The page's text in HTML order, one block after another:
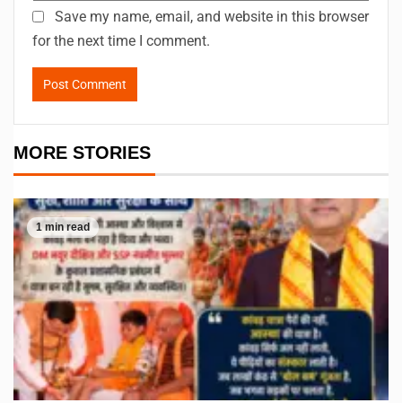
Save my name, email, and website in this browser
for the next time I comment.
MORE STORIES
1 min read